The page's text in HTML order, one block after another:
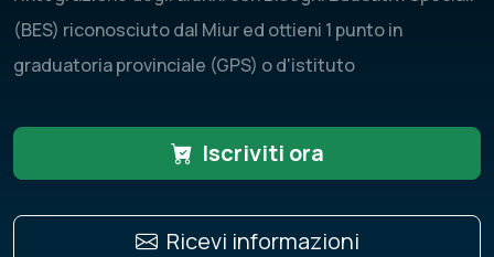
(BES) riconosciuto dal Miur ed ottieni 1 punto in
graduatoria provinciale (GPS) o d'istituto
Iscriviti ora
Ricevi informazioni